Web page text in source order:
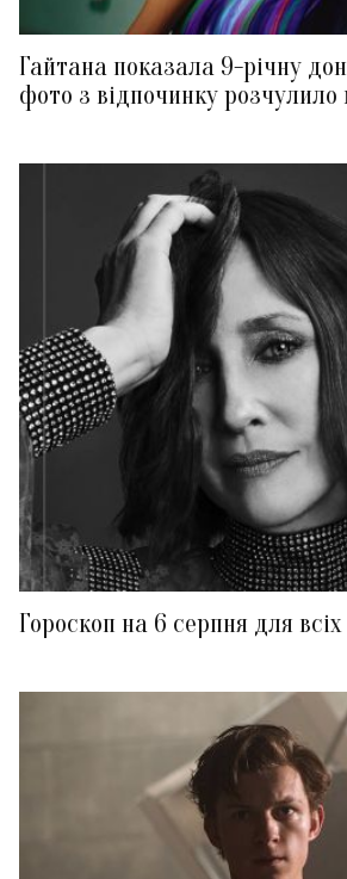
Гайтана показала 9-річну
фото з відпочинку
Гороскоп на 6 серпня для всіх